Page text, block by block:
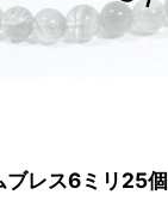
ブレス6ミリ25個